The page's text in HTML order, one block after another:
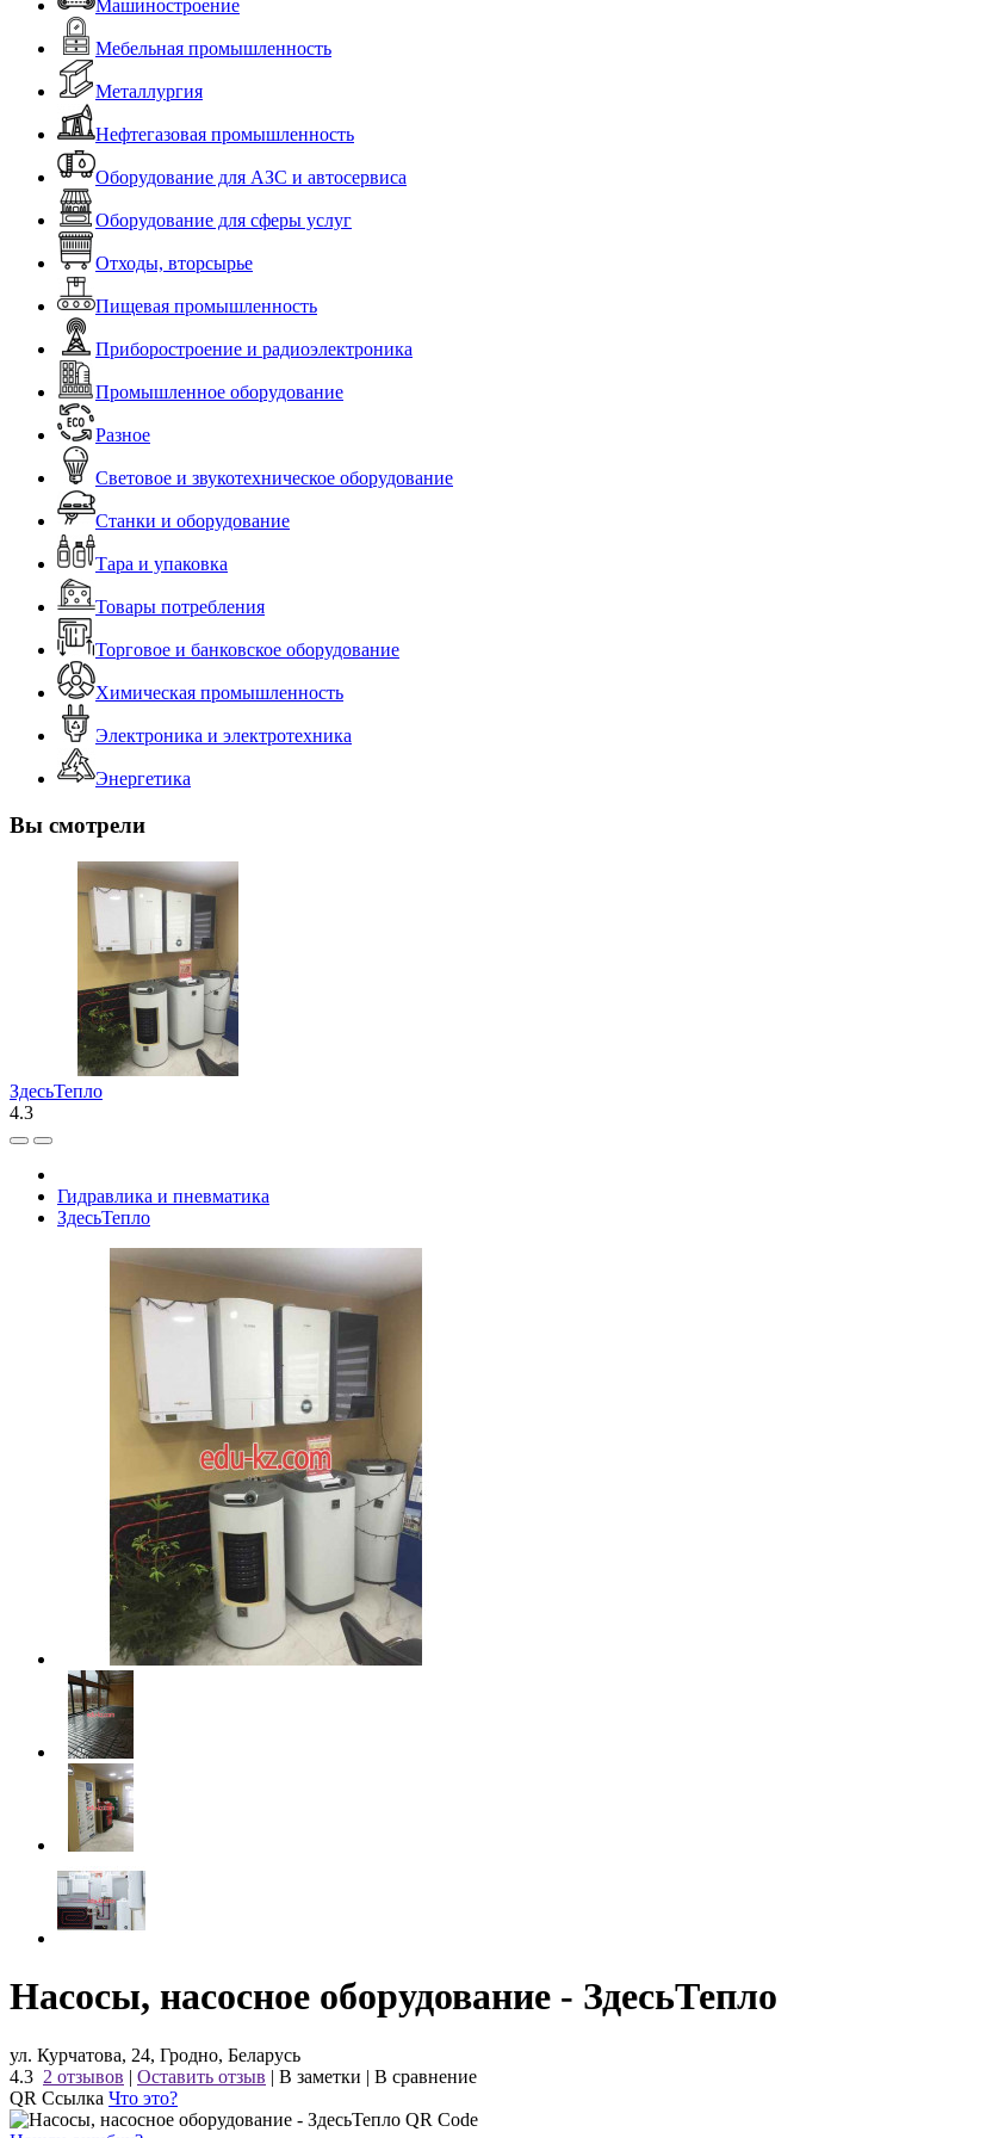
Машиностроение
Мебельная промышленность
Металлургия
Нефтегазовая промышленность
Оборудование для АЗС и автосервиса
Оборудование для сферы услуг
Отходы, вторсырье
Пищевая промышленность
Приборостроение и радиоэлектроника
Промышленное оборудование
Разное
Световое и звукотехническое оборудование
Станки и оборудование
Тара и упаковка
Товары потребления
Торговое и банковское оборудование
Химическая промышленность
Электроника и электротехника
Энергетика
Вы смотрели
ЗдесьТепло
4.3
Гидравлика и пневматика
ЗдесьТепло
Насосы, насосное оборудование - ЗдесьТепло
ул. Курчатова, 24, Гродно, Беларусь
4.3 2 отзывов | Оставить отзыв | В заметки | В сравнение
QR Ссылка Что это?